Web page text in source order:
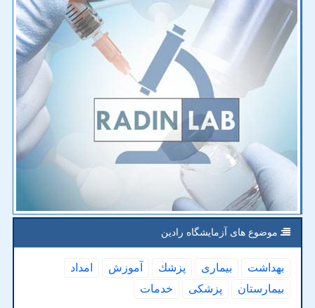
موضوع های آزمایشگاه رادین
بهداشت بیماری پزشك آموزش
امداد
بیمارستان
پزشكی خدمات